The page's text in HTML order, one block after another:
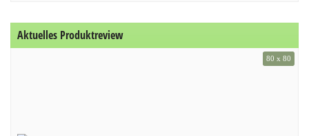
Aktuelles Produktreview
80 x 80